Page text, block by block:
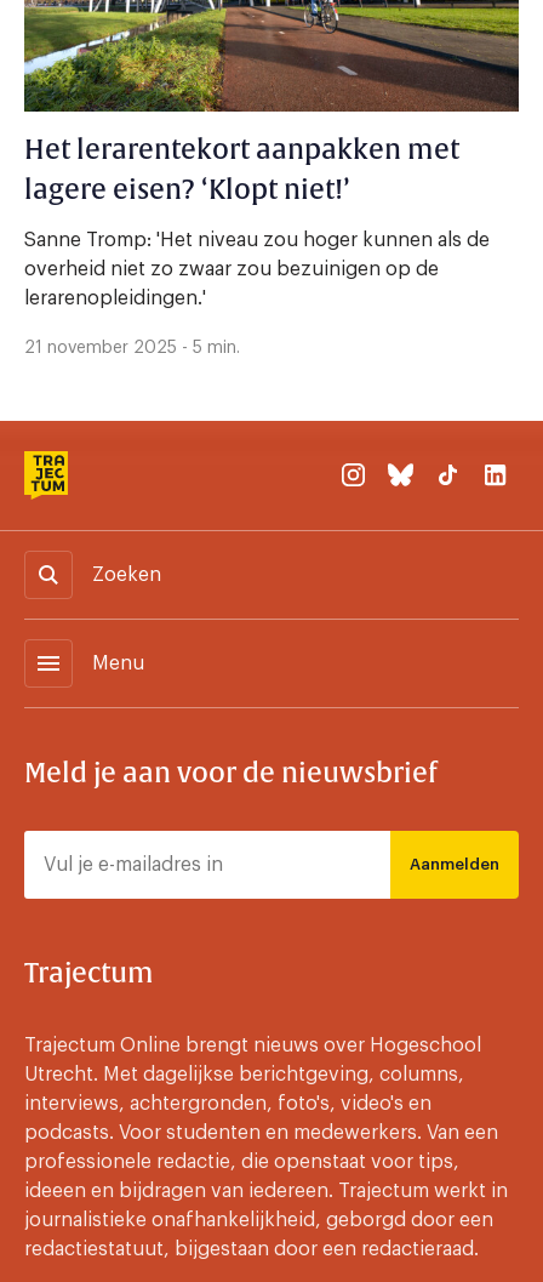
Het lerarentekort aanpakken met
lagere eisen? ‘Klopt niet!’
Sanne Tromp: 'Het niveau zou hoger kunnen als de
overheid niet zo zwaar zou bezuinigen op de
lerarenopleidingen.'
21 november 2025 - 5 min.
Zoeken
menu Menu
Meld je aan voor de nieuwsbrief
Aanmelden
Trajectum
Trajectum Online brengt nieuws over Hogeschool
Utrecht. Met dagelijkse berichtgeving, columns,
interviews, achtergronden, foto's, video's en
podcasts. Voor studenten en medewerkers. Van een
professionele redactie, die openstaat voor tips,
ideeen en bijdragen van iedereen. Trajectum werkt in
journalistieke onafhankelijkheid, geborgd door een
redactiestatuut, bijgestaan door een redactieraad.